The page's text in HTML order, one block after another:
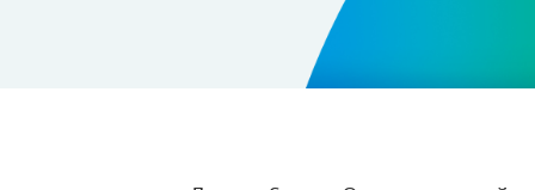
Детский стоматолог-
хирург